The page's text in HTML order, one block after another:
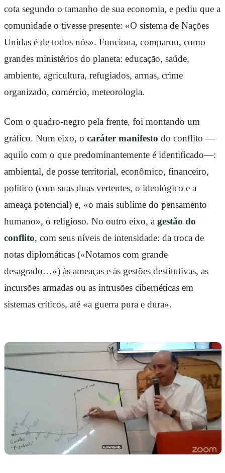
cota segundo o tamanho de sua economia, e pediu que a
comunidade o tivesse presente: «O sistema de Nações
Unidas é de todos nós». Funciona, comparou, como
grandes ministérios do planeta: educação, saúde,
ambiente, agricultura, refugiados, armas, crime
organizado, comércio, meteorologia.
Com o quadro-negro pela frente, foi montando um
gráfico. Num eixo, o caráter manifesto do conflito —
aquilo com o que predominantemente é identificado—:
ambiental, de posse territorial, econômico, financeiro,
político (com suas duas vertentes, o ideológico e a
ameaça potencial) e, «o mais sublime do pensamento
humano», o religioso. No outro eixo, a gestão do
conflito, com seus níveis de intensidade: da troca de
notas diplomáticas («Notamos com grande
desagrado…») às ameaças e às gestões destitutivas, as
incursões armadas ou as intrusões cibernéticas em
sistemas críticos, até «a guerra pura e dura».